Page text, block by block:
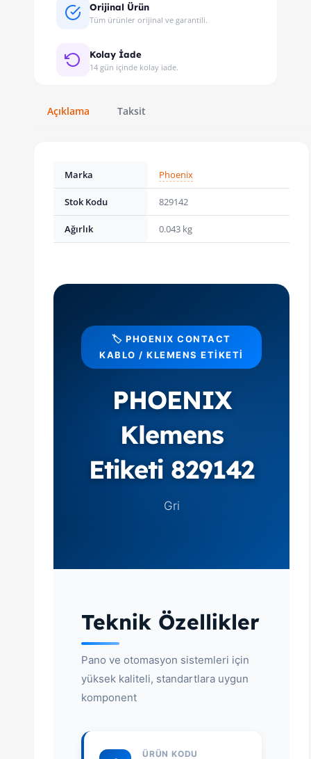
Orijinal Ürün
Tüm ürünler orijinal ve garantili.
Kolay İade
14 gün içinde kolay iade.
Açıklama Taksit
Marka Phoenix
Stok Kodu 829142
Ağırlık 0.043 kg
🏷️ PHOENIX CONTACT
KABLO / KLEMENS ETIKETI
PHOENIX
Klemens
Etiketi 829142
Gri
Teknik Özellikler
Pano ve otomasyon sistemleri için
yüksek kaliteli, standartlara uygun
komponent
ÜRÜN KODU